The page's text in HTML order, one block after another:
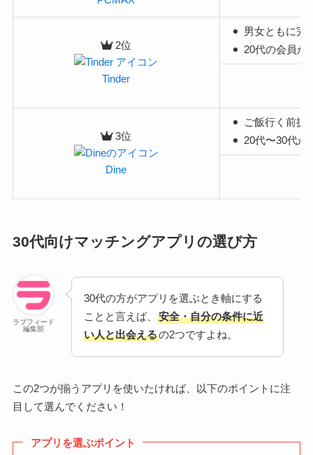
2位
Tinder
男女ともに完
20代の会員が
3位
Dine
ご飯行く前提
20代〜30代が
30代向けマッチングアプリの選び方
ラブフィード
編集部
30代の方がアプリを選ぶとき軸にする
ことと言えば、
安全・自分の条件に近
い人と出会えるの2つですよね。
この2つが揃うアプリを使いたければ、以下のポイントに注
目して選んでください！
アプリを選ぶポイント